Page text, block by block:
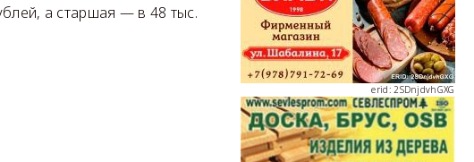
а старшая — в 48 тыс.
erid: 2SDnjdvhGXG